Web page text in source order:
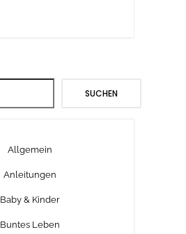
SUCHEN
Allgemein
Anleitungen
Baby & Kinder
Buntes Leben